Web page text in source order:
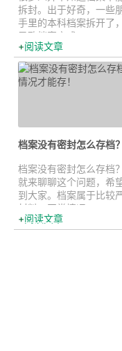
拆封。出于好奇，一些
手里的本科档案拆开了
导致档案变成...
阅读文章
档案没有密封怎么存档
就来聊聊这个问题，希
到大家。档案属于比较
材料，正常情况...
阅读文章